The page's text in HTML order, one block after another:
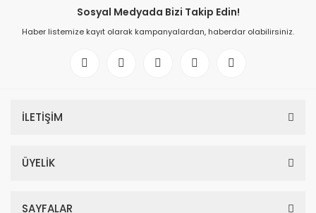
Sosyal Medyada Bizi Takip Edin!
Haber listemize kayıt olarak kampanyalardan, haberdar olabilirsiniz.
İLETİŞİM
ÜYELİK
SAYFALAR